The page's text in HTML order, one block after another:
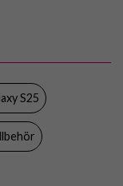
Stöttålig
Genomskinlig
Mjukplast (TPU)
S25